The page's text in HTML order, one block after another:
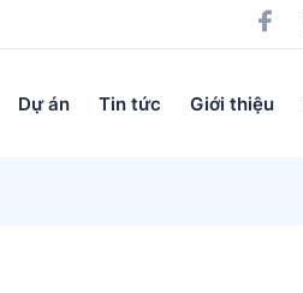
Dự án Tin tức Giới thiệu